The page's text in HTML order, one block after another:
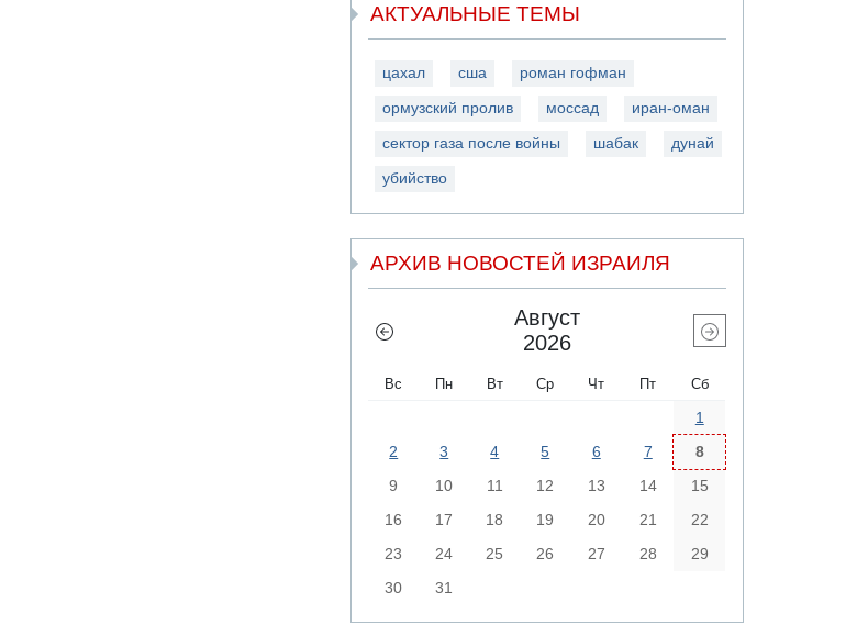
АКТУАЛЬНЫЕ ТЕМЫ
цахал сша роман гофман
ормузский пролив моссад иран-оман
сектор газа после войны шабак дунай
убийство
АРХИВ НОВОСТЕЙ ИЗРАИЛЯ
Август
2026
Вс Пн Вт Ср Чт Пт Сб
1
2
3 4 5 6 7
8
9
10 11 12 13 14
15
16
17 18 19 20 21
22
23
24 25 26 27 28
29
30
31